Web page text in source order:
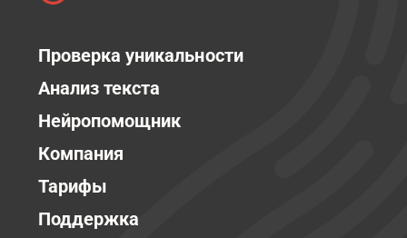
Проверка уникальности
Анализ текста
Нейропомощник
Компания
Тарифы
Поддержка